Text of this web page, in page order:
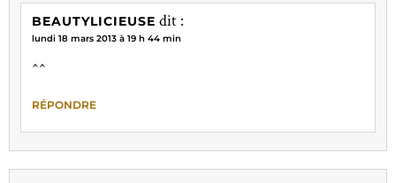
BEAUTYLICIEUSE dit :
lundi 18 mars 2013 à 19 h 44 min
^^
RÉPONDRE